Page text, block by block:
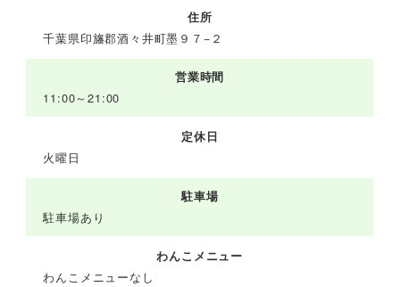
住所
千葉県印旛郡酒々井町墨９７−２
営業時間
11:00～21:00
定休日
火曜日
駐車場
駐車場あり
わんこメニュー
わんこメニューなし